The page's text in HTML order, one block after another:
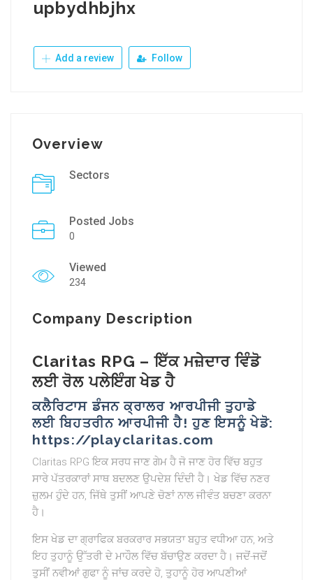
upbydhbjhx
Add a review Follow
Overview
Sectors
Posted Jobs
0
Viewed
234
Company Description
Claritas RPG – ਇੱਕ ਮਜ਼ੇਦਾਰ ਵਿੰਡੋ
ਲਈ ਰੋਲ ਪਲੇਇੰਗ ਖੇਡ ਹੈ
ਕਲੈਰਿਟਾਸ ਡੰਜਨ ਕ੍ਰਾਲਰ ਆਰਪੀਜੀ ਤੁਹਾਡੇ
ਲਈ ਬਿਹਤਰੀਨ ਆਰਪੀਜੀ ਹੈ! ਹੁਣ ਇਸਨੂੰ ਖੇਡੋ:
https://playclaritas.com
Claritas RPG ਇਕ ਸਰਧ ਜਾਣ ਗੇਮ ਹੈ ਜੋ ਜਾਣ ਹੋਰ ਵਿੱਚ ਬਹੁਤ
ਸਾਰੇ ਪੱਤਰਕਾਰਾਂ ਸਾਥ ਬਦਲਣ ਉਪਦੇਸ਼ ਦਿੰਦੀ ਹੈ। ਖੇਡ ਵਿੱਚ ਨਣਰ
ਜ਼ੁਲਮ ਹੁੰਦੇ ਹਨ, ਜਿੱਥੇ ਤੁਸੀਂ ਆਪਣੇ ਚੋਣਾਂ ਨਾਲ ਜੀਵੰਤ ਬਚਣਾ ਕਰਨਾ
ਹੈ।
ਇਸ ਖੇਡ ਦਾ ਗ੍ਰਾਫਿਕ ਬਰਕਰਾਰ ਸਭਯਤਾ ਬਹੁਤ ਵਧੀਆ ਹਨ, ਅਤੇ
ਇਹ ਤੁਹਾਨੂੰ ਉੱਤਰੀ ਦੇ ਮਾਹੌਲ ਵਿੱਚ ਬੱਚਾਉਣ ਕਰਦਾ ਹੈ। ਜਦੋਂ-ਜਦੋਂ
ਤੁਸੀਂ ਨਵੀਆਂ ਗੁਫਾ ਨੂੰ ਜਾਂਚ ਕਰਦੇ ਹੋ, ਤੁਹਾਨੂੰ ਹੋਰ ਆਪਣੀਆਂ